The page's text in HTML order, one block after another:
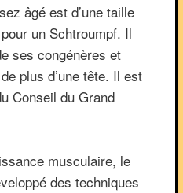
âgé est d’une taille
un Schtroumpf. Il
ses congénères et
plus d’une tête. Il est
Conseil du Grand
musculaire, le
des techniques